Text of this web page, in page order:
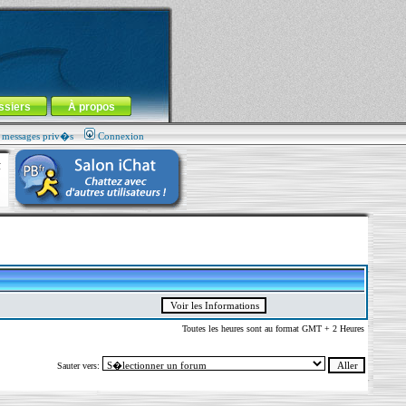
À propos
priv�s Connexion
Toutes les heures sont au format GMT + 2 Heures
Sauter vers: